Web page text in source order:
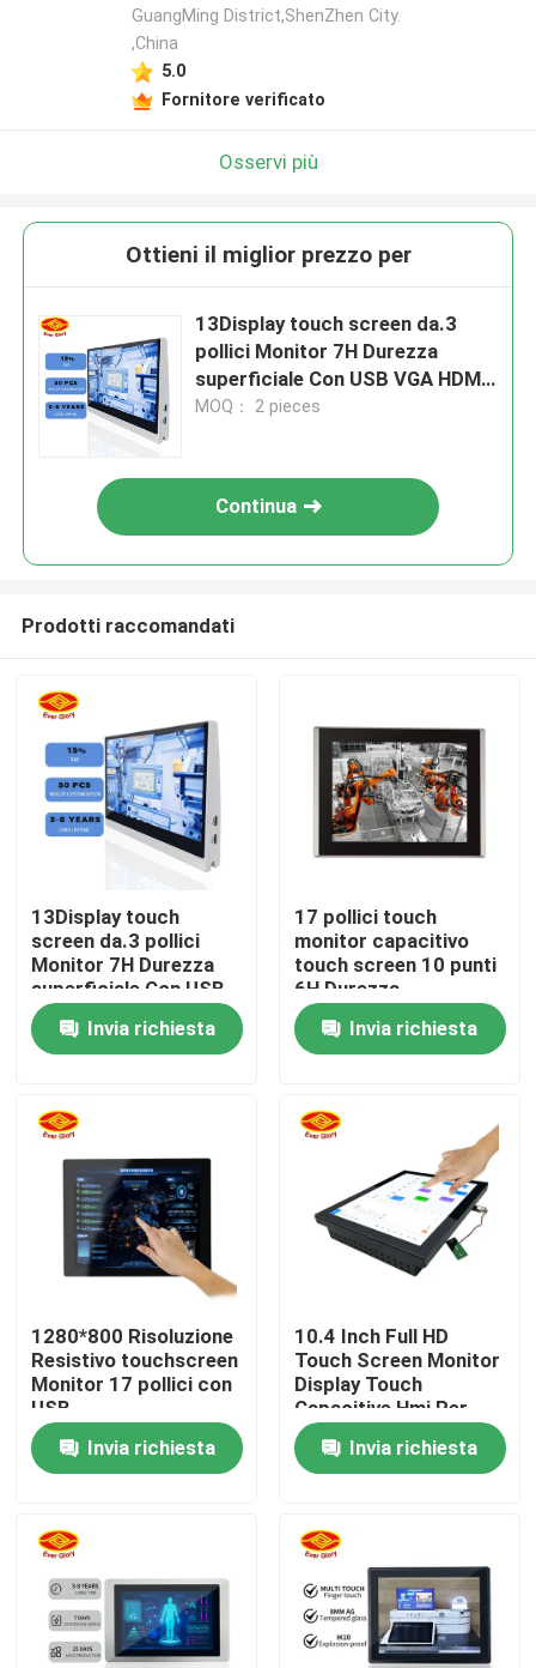
Casa
Prodotti
Video
Chi siamo
Fatory Tour
Controllo di qualità
Contattaci
Richiedere un preventivo
Quadro comandi di tocco
GuangMing District,ShenZhen City.
,China
5.0
Fornitore verificato
Osservi più
Ottieni il miglior prezzo per
13Display touch screen da.3
pollici Monitor 7H Durezza
superficiale Con USB VGA HDMI
DVI-D
MOQ： 2 pieces
Continua
Prodotti raccomandati
13Display touch
screen da.3 pollici
Monitor 7H Durezza
superficiale Con USB
VGA HDMI DVI-D
Invia richiesta
17 pollici touch
monitor capacitivo
touch screen 10 punti
6H Durezza
superficiale
incorporato
altoparlanti
Invia richiesta
1280*800 Risoluzione
Resistivo touchscreen
Monitor 17 pollici con
USB
Invia richiesta
10.4 Inch Full HD
Touch Screen Monitor
Display Touch
Capacitive Hmi Per
Industria
Invia richiesta